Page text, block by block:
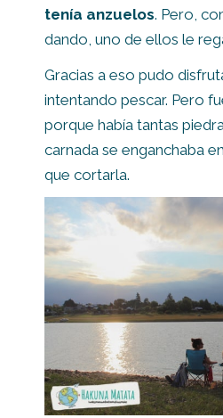
tenía anzuelos. Pero,
dando, uno de ellos le
Gracias a eso pudo
intentando pescar. Pero
porque había tantas
carnada se enganchaba
que cortarla.